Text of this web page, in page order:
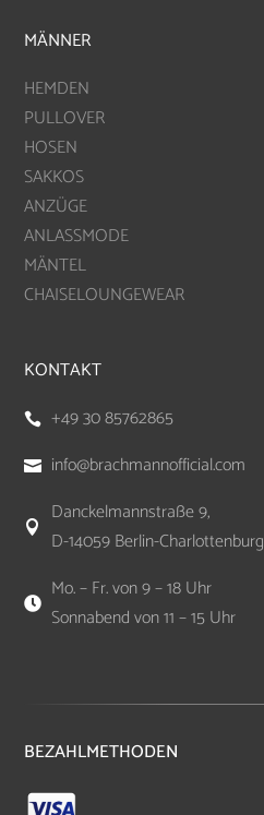
MÄNNER
HEMDEN
PULLOVER
HOSEN
SAKKOS
ANZÜGE
ANLASSMODE
MÄNTEL
CHAISELOUNGEWEAR
KONTAKT
 +49 30 85762865
 info@brachmannofficial.com

Danckelmannstraße 9,
D-14059 Berlin-Charlottenburg

Mo. – Fr. von 9 – 18 Uhr
Sonnabend von 11 – 15 Uhr
BEZAHLMETHODEN